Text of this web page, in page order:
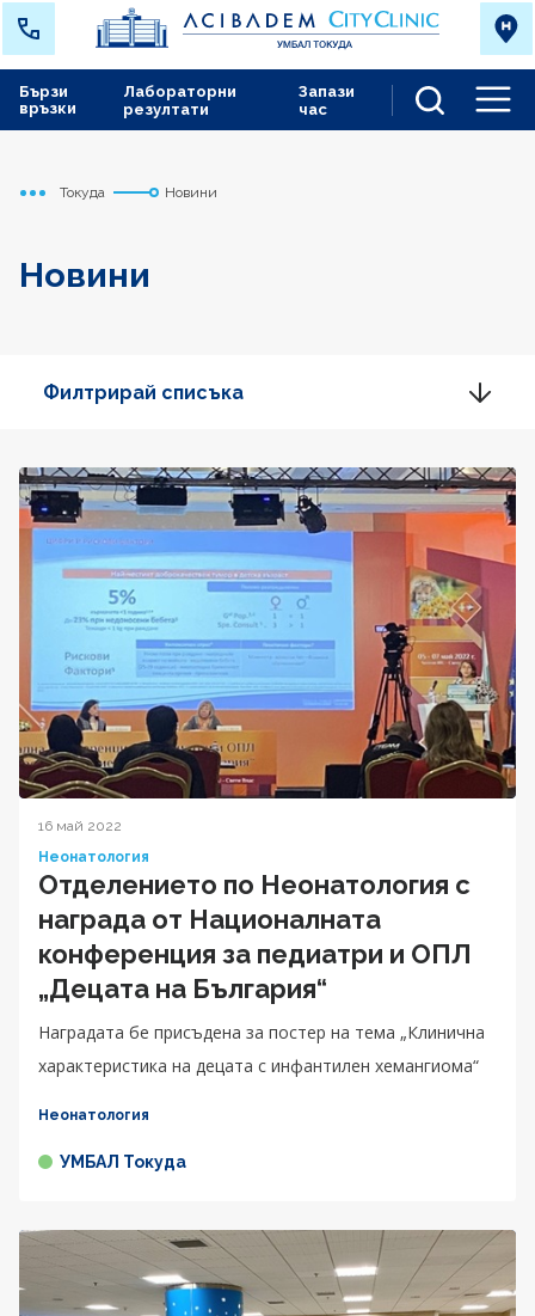
Лабораторни
резултати
Запази
час
Бързи
връзки
Начало
Токуда Новини
Новини
Филтрирай списъка
16 май 2022
Неонатология
Отделението по Неонатология с
награда от Националната
конференция за педиатри и ОПЛ
„Децата на България“
Наградата бе присъдена за постер на тема „Клинична
характеристика на децата с инфантилен хемангиома“
Неонатология
УМБАЛ Токуда